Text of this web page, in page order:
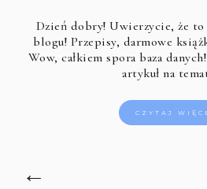
Dzień dobry! Uwierzycie, że
blogu! Przepisy, darmowe
Wow, całkiem spora baza
artykuł na
CZYTAJ
←